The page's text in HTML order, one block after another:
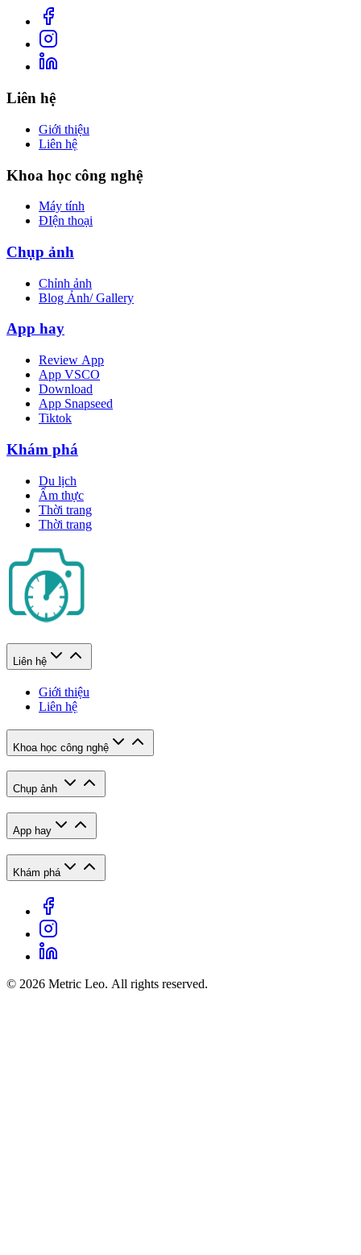
Liên hệ
Giới thiệu
Liên hệ
Khoa học công nghệ
Máy tính
ĐIện thoại
Chụp ảnh
Chỉnh ảnh
Blog Ảnh/ Gallery
App hay
Review App
App VSCO
Download
App Snapseed
Tiktok
Khám phá
Du lịch
Ẩm thực
Thời trang
Thời trang
Liên hệ
Giới thiệu
Liên hệ
Khoa học công nghệ
Chụp ảnh
App hay
Khám phá
© 2026 Metric Leo. All rights reserved.